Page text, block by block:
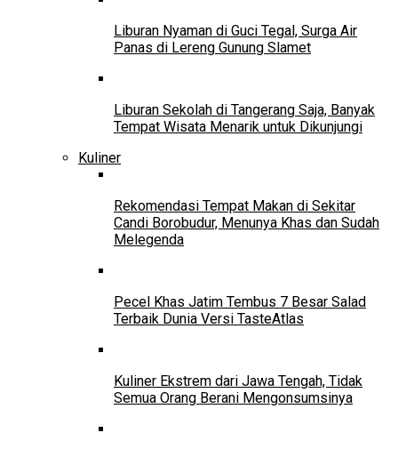
Liburan Nyaman di Guci Tegal, Surga Air
Panas di Lereng Gunung Slamet
Liburan Sekolah di Tangerang Saja, Banyak
Tempat Wisata Menarik untuk Dikunjungi
Kuliner
Rekomendasi Tempat Makan di Sekitar
Candi Borobudur, Menunya Khas dan Sudah
Melegenda
Pecel Khas Jatim Tembus 7 Besar Salad
Terbaik Dunia Versi TasteAtlas
Kuliner Ekstrem dari Jawa Tengah, Tidak
Semua Orang Berani Mengonsumsinya